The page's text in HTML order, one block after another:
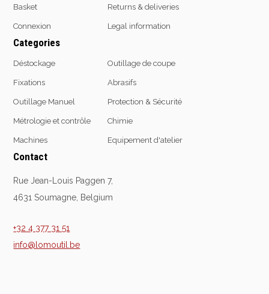
Basket
Connexion
Returns & deliveries
Legal information
Categories
Déstockage
Fixations
Outillage Manuel
Métrologie et contrôle
Machines
Outillage de coupe
Abrasifs
Protection & Sécurité
Chimie
Equipement d'atelier
Contact
Rue Jean-Louis Paggen 7,
4631 Soumagne, Belgium
+32 4 377 31 51
info@lomoutil.be